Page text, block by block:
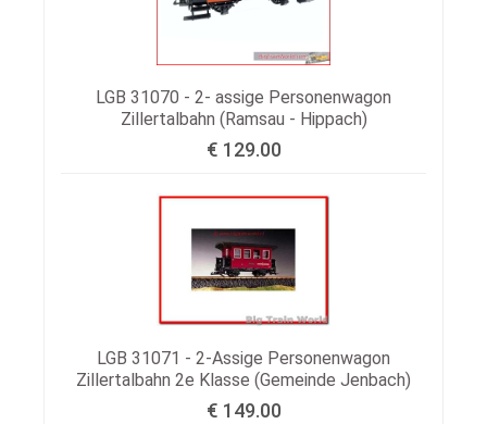
LGB 31070 - 2- assige Personenwagon
Zillertalbahn (Ramsau - Hippach)
€ 129.00
LGB 31071 - 2-Assige Personenwagon
Zillertalbahn 2e Klasse (Gemeinde Jenbach)
€ 149.00